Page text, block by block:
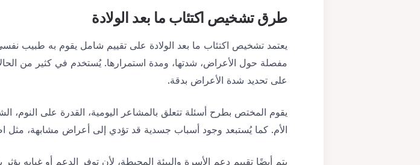
طرق تشخيص اكتئاب ما بعد الولادة
يعتمد تشخيص اكتئاب ما بعد الولادة على تقييم شامل يقوم به طبيب
مفصلة حول الأعراض، شدتها، ومدة استمرارها. يُستخدم في كثير من
على تحديد شدة الأعراض بدقة.
يقوم المختص بطرح أسئلة تتعلق بالمشاعر اليومية، القدرة على النوم،
الأم. كما يُستبعد وجود أسباب جسدية قد تؤدي إلى أعراض مشابهة، مثل
يتم أيضًا تقييم دعم الأسرة والبيئة المحيطة، لأن توفر الدعم أو